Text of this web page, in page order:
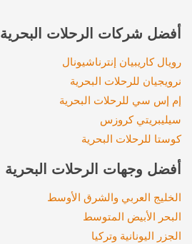
أفضل شركات الرحلات البحرية
رويال كاريبيان إنترناشيونال
نرويجيان للرحلات البحرية
إم إس سي للرحلات البحرية
سيليبريتي كروزس
كوستا للرحلات البحرية
أفضل وجهات الرحلات البحرية
الخليج العربي والشرق الأوسط
البحر الأبيض المتوسط
الجزر اليونانية وتركيا